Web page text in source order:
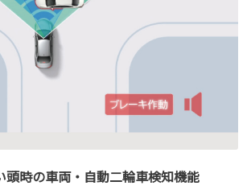
頭時の車両・自動二輪車検知機能